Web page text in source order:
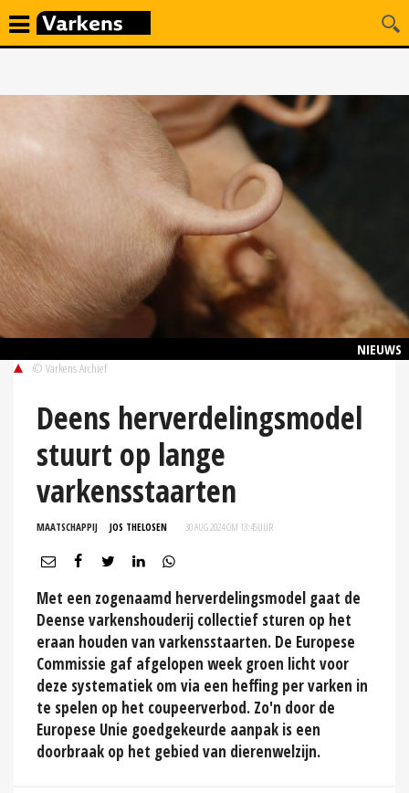
NIEUWS
© Varkens Archief
Deens herverdelingsmodel
stuurt op lange
varkensstaarten
MAATSCHAPPIJ JOS THELOSEN 30 AUG 2024 OM 13:45UUR
Met een zogenaamd herverdelingsmodel gaat de
Deense varkenshouderij collectief sturen op het
eraan houden van varkensstaarten. De Europese
Commissie gaf afgelopen week groen licht voor
deze systematiek om via een heffing per varken in
te spelen op het coupeerverbod. Zo'n door de
Europese Unie goedgekeurde aanpak is een
doorbraak op het gebied van dierenwelzijn.